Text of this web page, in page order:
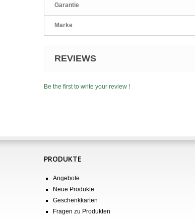
Garantie
Marke
REVIEWS
Be the first to write your review !
PRODUKTE
Angebote
Neue Produkte
Geschenkkarten
Fragen zu Produkten